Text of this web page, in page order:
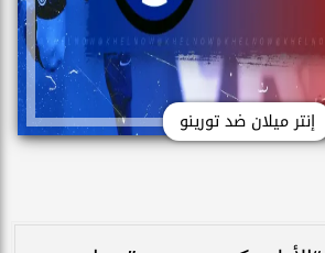
إنتر ميلان ضد تورينو